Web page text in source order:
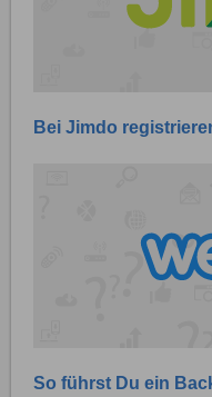
Bei Jimdo
So führst Du ein